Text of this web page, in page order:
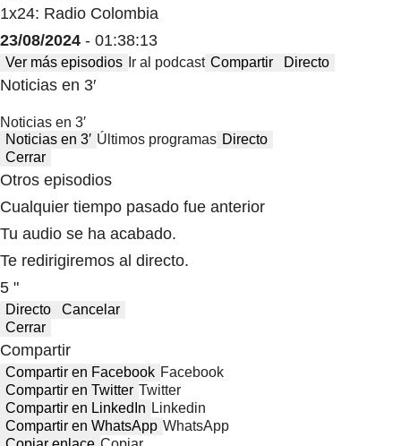
1x24: Radio Colombia
23/08/2024 - 01:38:13
Ver más episodios Ir al podcast Compartir Directo
Noticias en 3′
Noticias en 3′
Noticias en 3′ Últimos programas Directo
Cerrar
Otros episodios
Cualquier tiempo pasado fue anterior
Tu audio se ha acabado.
Te redirigiremos al directo.
5 "
Directo
Cancelar
Cerrar
Compartir
Compartir en Facebook Facebook
Compartir en Twitter Twitter
Compartir en LinkedIn Linkedin
Compartir en WhatsApp WhatsApp